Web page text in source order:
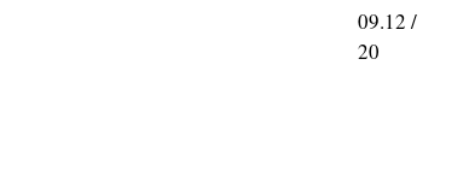
09.12 /
20